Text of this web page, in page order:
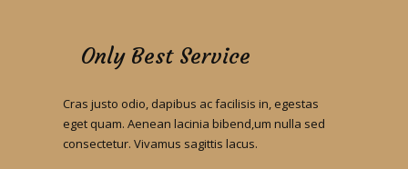
Only Best Service
Cras justo odio, dapibus ac facilisis in, egestas
eget quam. Aenean lacinia bibend,um nulla sed
consectetur. Vivamus sagittis lacus.